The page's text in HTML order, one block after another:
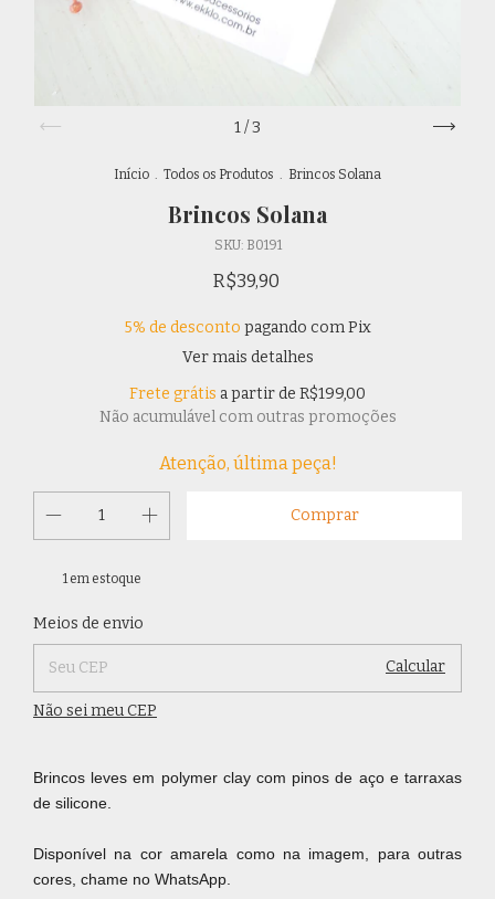
1/3
Início . Todos os Produtos . Brincos Solana
Brincos Solana
SKU: B0191
R$39,90
5% de desconto pagando com Pix
Ver mais detalhes
Frete grátis a partir de R$199,00
Não acumulável com outras promoções
Atenção, última peça!
1em estoque
Entregas para o CEP:
Meios de envio
Calcular
Não sei meu CEP
Brincos leves em polymer clay com pinos de aço e tarraxas
de silicone.
Disponível na cor amarela como na imagem, para outras
cores, chame no WhatsApp.